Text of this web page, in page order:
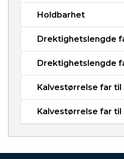
Holdbarhet
Drektighetslengde
Drektighetslengde
Kalvestørrelse far til
Kalvestørrelse far til